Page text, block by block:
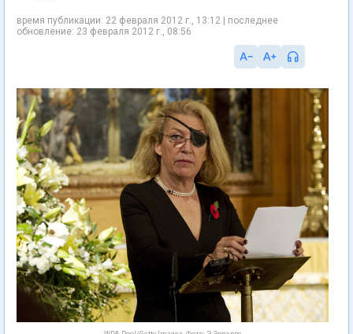
время публикации: 22 февраля 2012 г., 13:12 | последнее
обновление: 23 февраля 2012 г., 08:56